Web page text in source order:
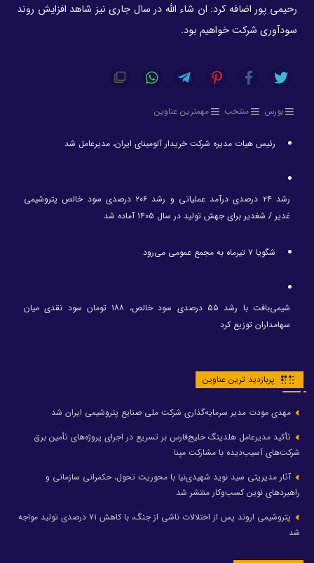
رحیمی پور اضافه کرد: ان شاء الله در سال جاری نیز شاهد افزایش روند
سودآوری شرکت خواهیم بود.
بورس منتخب مهمترین عناوین
رئیس هیات مدیره شرکت خریدار آلومینای ایران، مدیرعامل شد
رشد ۲۴ درصدی درآمد عملیاتی و رشد ۲۰۶ درصدی سود خالص پتروشیمی
غدیر / شغدیر برای جهش تولید در سال ۱۴۰۵ آماده شد
شگویا ۷ تیرماه به مجمع عمومی می‌رود
شیمی‌بافت با رشد ۵۵ درصدی سود خالص، ۱۸۸ تومان سود نقدی میان
سهامداران توزیع کرد
پربازدید ترین عناوین
مهدی مودت مدیر سرمایه‌گذاری شرکت ملی صنایع پتروشیمی ایران شد
تأکید مدیرعامل هلدینگ خلیج‌فارس بر تسریع در اجرای پروژه‌های تأمین برق
شرکت‌های آسیب‌دیده با مشارکت مپنا
آثار مدیریتی سید نوید شهیدی‌نیا با محوریت تحول، حکمرانی سازمانی و
راهبردهای نوین کسب‌وکار منتشر شد
پتروشیمی اروند پس از اختلالات ناشی از جنگ، با کاهش ۷۱ درصدی تولید مواجه
شد